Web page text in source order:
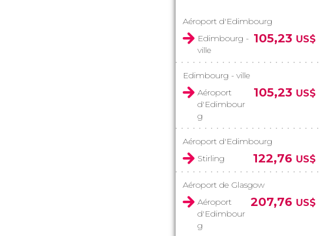
Aéroport d'Edimbourg
Edimbourg -
ville
105,23 US$
Edimbourg - ville
Aéroport
d'Edimbour
g
105,23 US$
Aéroport d'Edimbourg
Stirling
122,76 US$
Aéroport de Glasgow
Aéroport
d'Edimbour
g
207,76 US$